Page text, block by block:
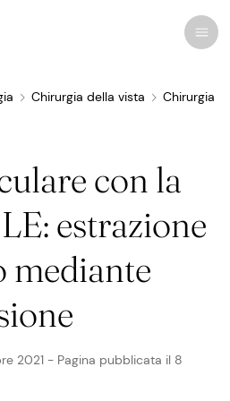
occhi
al computer
e chirurgia
Chirurgia della vista
Chirurgia
con la
estrazione
mediante
2021 - Pagina pubblicata il 8